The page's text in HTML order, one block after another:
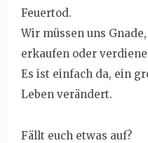
Feuertod.
Wir müssen uns
erkaufen oder
Es ist einfach da, ein
Leben verändert.
Fällt euch etwas auf?